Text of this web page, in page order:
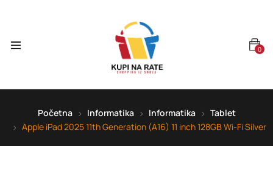
0
Početna Informatika Informatika
Tablet
Apple iPad 2025 11th Generation (A16) 11 inch 128GB Wi-Fi Silver